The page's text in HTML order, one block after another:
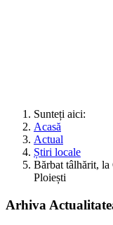
Sunteți aici:
Acasă
Actual
Știri locale
Bărbat tâlhărit, la
Ploiești
Arhiva